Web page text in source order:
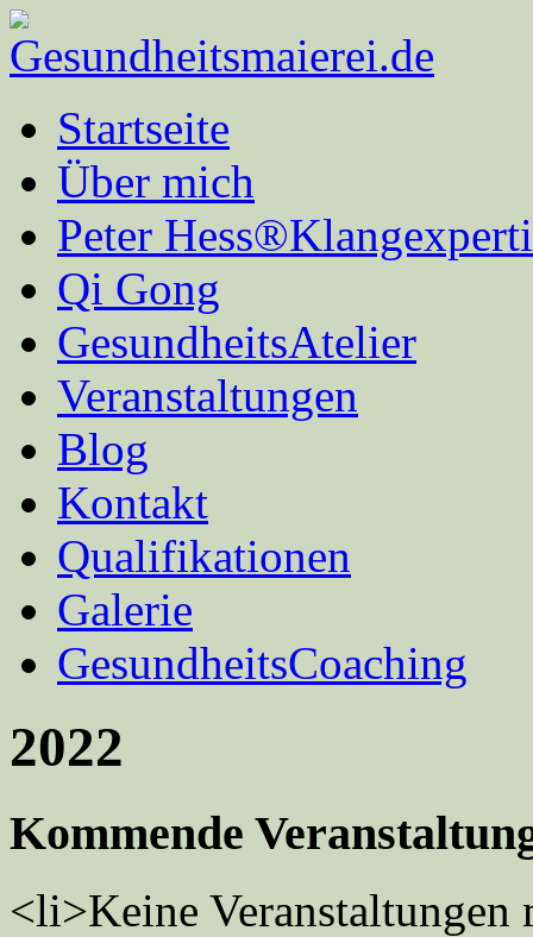
Startseite
Über mich
Peter
Qi Gong
GesundheitsAtelier
Veranstaltungen
Blog
Kontakt
Qualifikationen
Galerie
GesundheitsCoaching
2022
Kommende
<li>Keine